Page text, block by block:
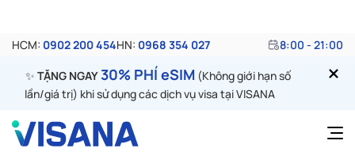
không?” Đây là một vấn đề phức tạp và có thể gây rủi ro
nếu bạn không nắm rõ các quy định. Một quyết định sai
lầm có thể ảnh hưởng nghiêm trọng đến chuyến đi của
bạn, thậm chí là bị từ chối nhập cảnh. Để giúp bạn có cái